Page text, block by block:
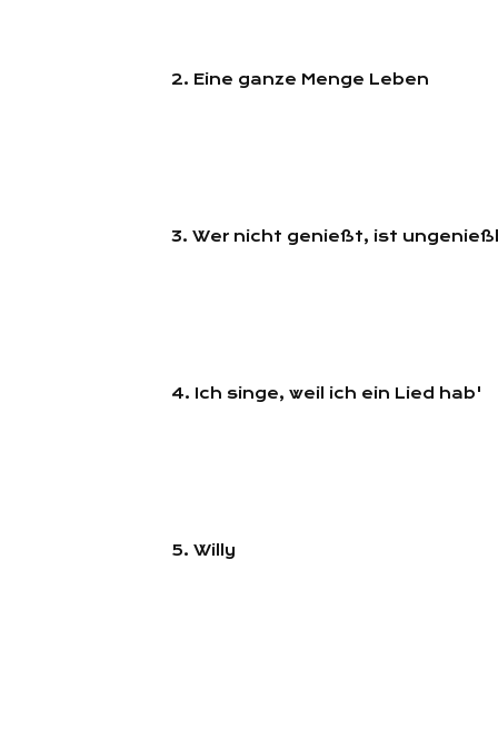
2. Eine ganze Menge Leben
3. Wer nicht genießt, ist
4. Ich singe, weil ich ein Lied hab'
5. Willy